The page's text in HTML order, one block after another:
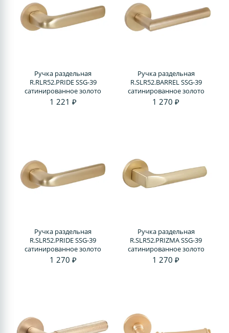
Ручка раздельная
R.RLR52.PRIDE SSG-39
сатинированное золото
1 221 ₽
Ручка раздельная
R.SLR52.BARREL SSG-39
сатинированное золото
1 270 ₽
Ручка раздельная
R.SLR52.PRIDE SSG-39
сатинированное золото
1 270 ₽
Ручка раздельная
R.SLR52.PRIZMA SSG-39
сатинированное золото
1 270 ₽